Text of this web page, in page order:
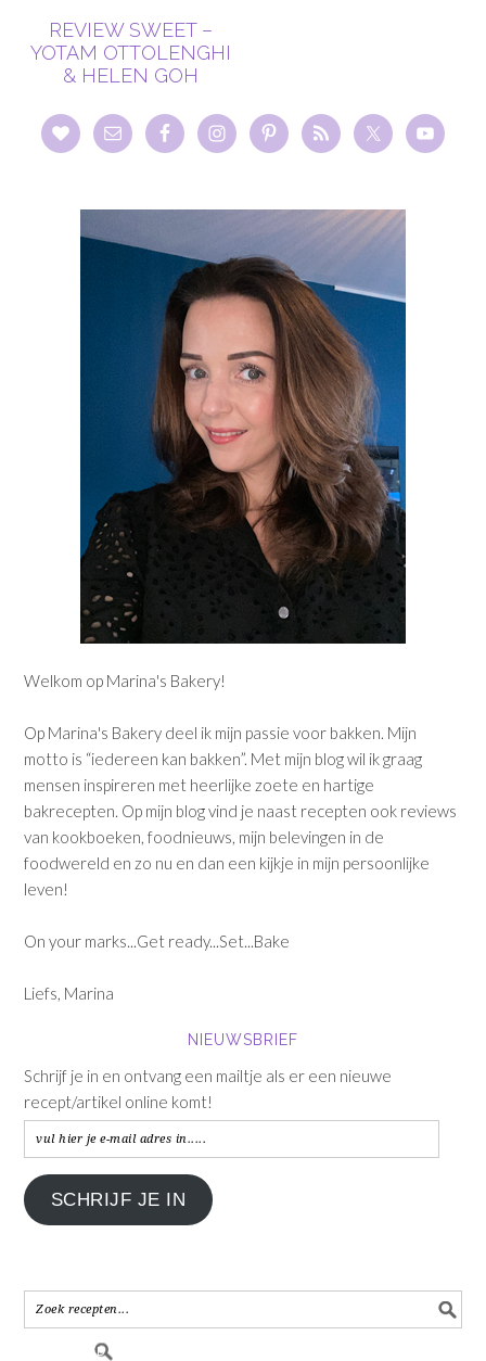
REVIEW SWEET –
YOTAM OTTOLENGHI
& HELEN GOH
Welkom op Marina's Bakery!
Op Marina's Bakery deel ik mijn passie voor bakken. Mijn
motto is “iedereen kan bakken”. Met mijn blog wil ik graag
mensen inspireren met heerlijke zoete en hartige
bakrecepten. Op mijn blog vind je naast recepten ook reviews
van kookboeken, foodnieuws, mijn belevingen in de
foodwereld en zo nu en dan een kijkje in mijn persoonlijke
leven!
On your marks...Get ready...Set...Bake
Liefs, Marina
NIEUWSBRIEF
Schrijf je in en ontvang een mailtje als er een nieuwe
recept/artikel online komt!
vul
hier
je
e-
in.....
SCHRIJF JE IN